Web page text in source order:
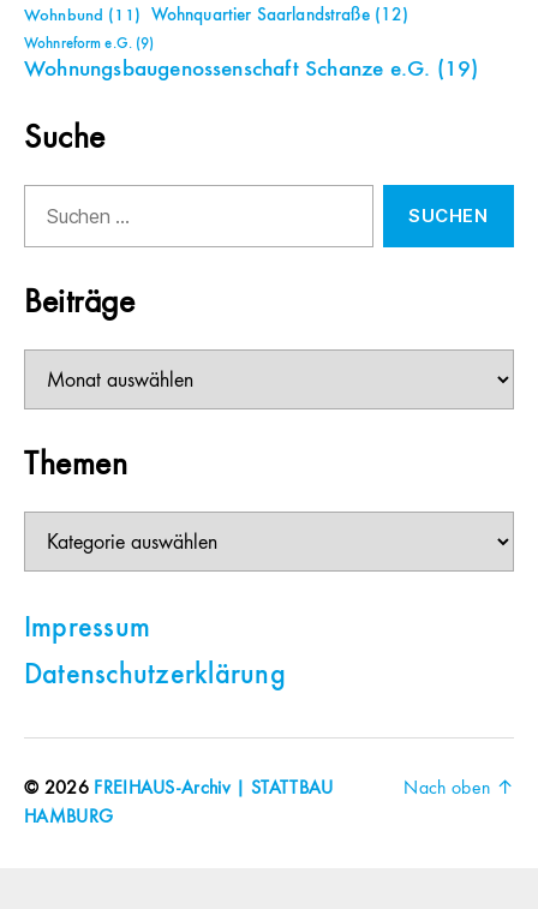
Wohnbund (11) Wohnquartier Saarlandstraße(12)
Wohnreform e.G.(9)
Wohnungsbaugenossenschaft Schanze e.G. (19)
Suche
nach:
Beiträge
Themen
Impressum
Datenschutzerklärung
© 2026 FREIHAUS-Archiv | STATTBAU
HAMBURG
Nach oben ↑